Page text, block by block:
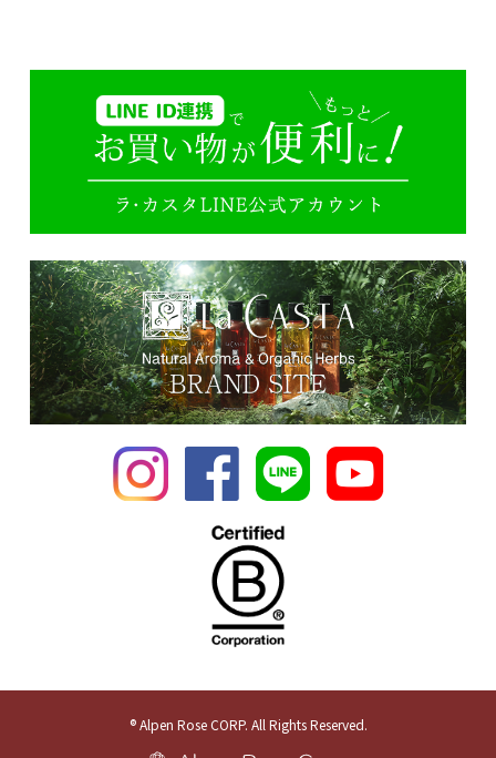
® Alpen Rose CORP. All Rights Reserved.